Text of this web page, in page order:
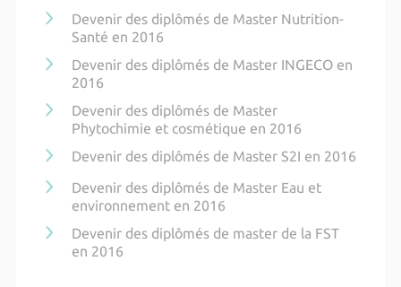
Devenir des diplômés de Master Nutrition-
Santé en 2016
Devenir des diplômés de Master INGECO en
2016
Devenir des diplômés de Master
Phytochimie et cosmétique en 2016
Devenir des diplômés de Master S2I en 2016
Devenir des diplômés de Master Eau et
environnement en 2016
Devenir des diplômés de master de la FST
en 2016